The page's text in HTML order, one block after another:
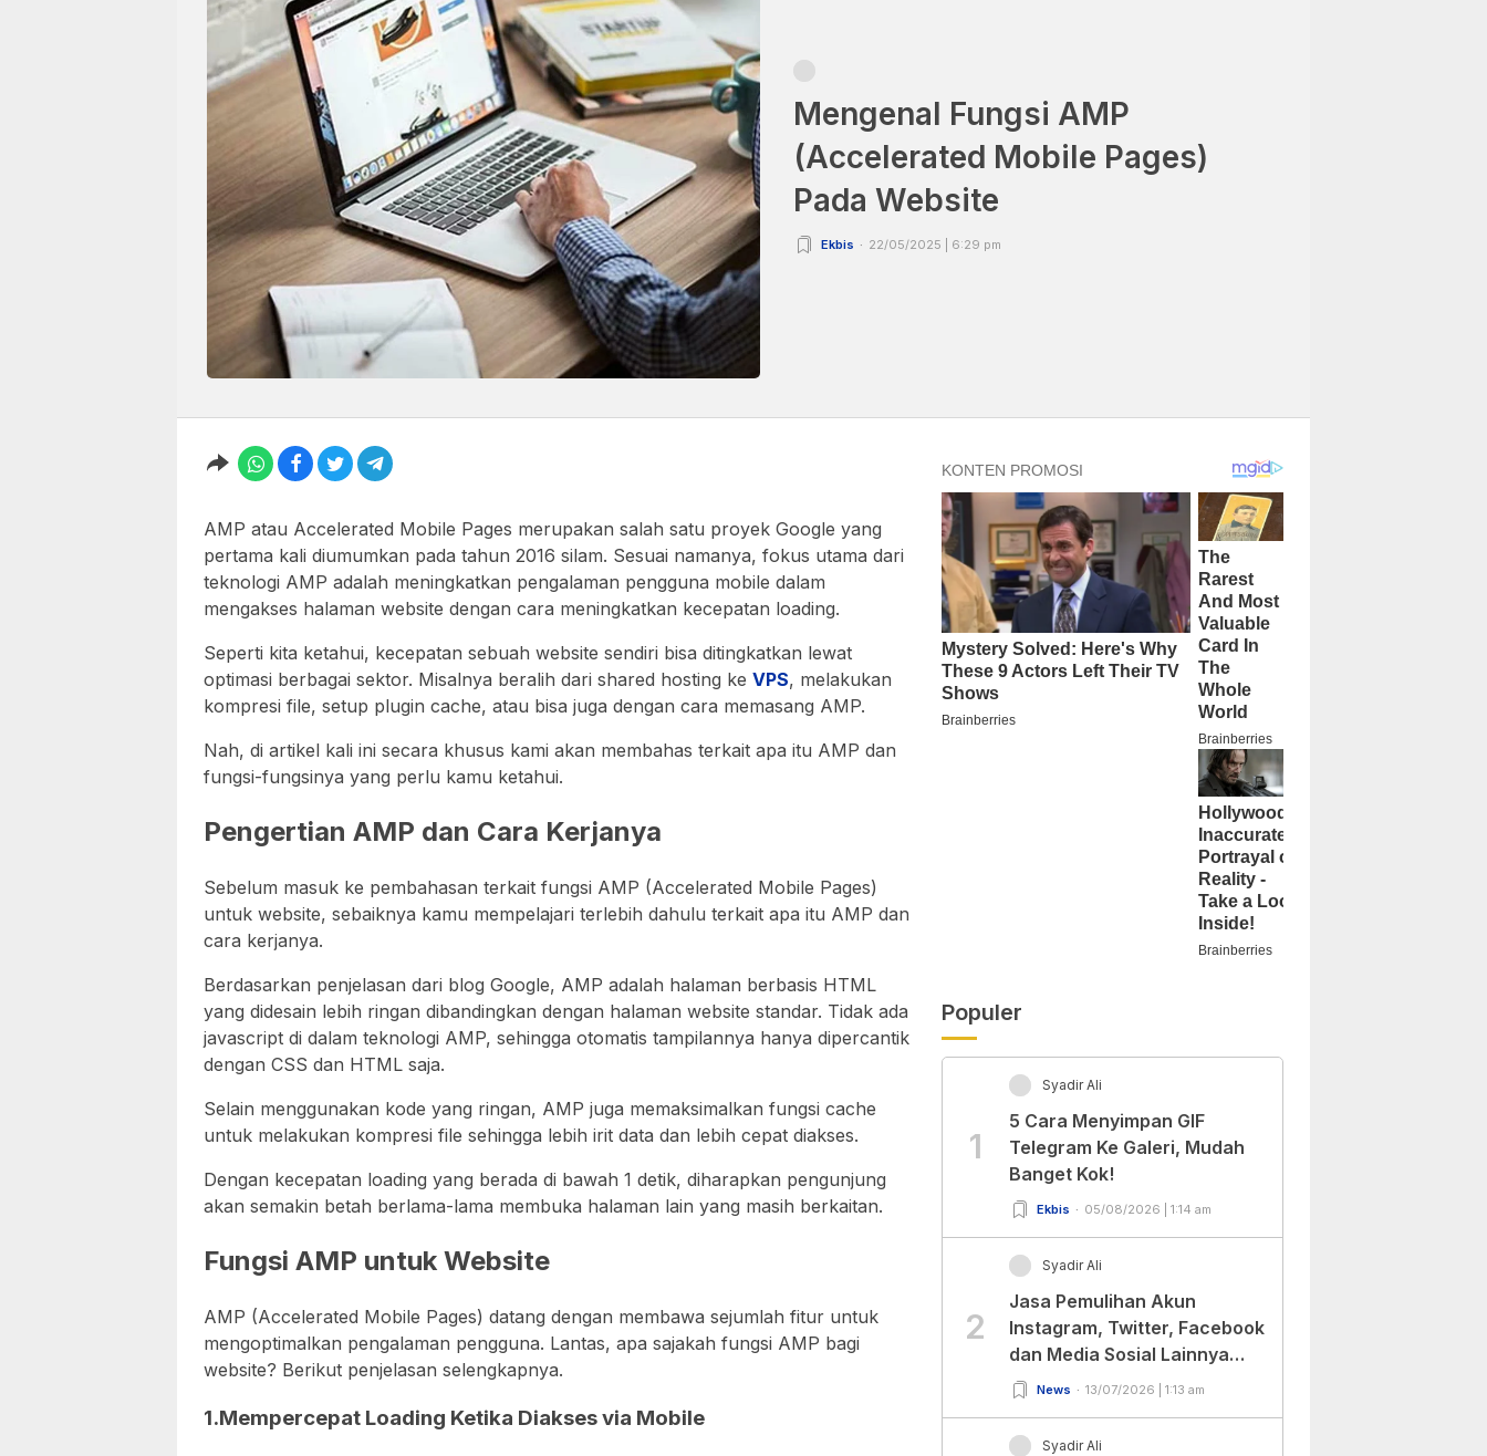
Mengenal Fungsi AMP
(Accelerated Mobile Pages)
Pada Website
Ekbis 22/05/2025 | 6:29 pm
AMP atau Accelerated Mobile Pages merupakan salah satu proyek Google yang
pertama kali diumumkan pada tahun 2016 silam. Sesuai namanya, fokus utama dari
teknologi AMP adalah meningkatkan pengalaman pengguna mobile dalam
mengakses halaman website dengan cara meningkatkan kecepatan loading.
Seperti kita ketahui, kecepatan sebuah website sendiri bisa ditingkatkan lewat
optimasi berbagai sektor. Misalnya beralih dari shared hosting ke VPS, melakukan
kompresi file, setup plugin cache, atau bisa juga dengan cara memasang AMP.
Nah, di artikel kali ini secara khusus kami akan membahas terkait apa itu AMP dan
fungsi-fungsinya yang perlu kamu ketahui.
Pengertian AMP dan Cara Kerjanya
Sebelum masuk ke pembahasan terkait fungsi AMP (Accelerated Mobile Pages)
untuk website, sebaiknya kamu mempelajari terlebih dahulu terkait apa itu AMP dan
cara kerjanya.
Berdasarkan penjelasan dari blog Google, AMP adalah halaman berbasis HTML
yang didesain lebih ringan dibandingkan dengan halaman website standar. Tidak ada
javascript di dalam teknologi AMP, sehingga otomatis tampilannya hanya dipercantik
dengan CSS dan HTML saja.
Selain menggunakan kode yang ringan, AMP juga memaksimalkan fungsi cache
untuk melakukan kompresi file sehingga lebih irit data dan lebih cepat diakses.
Dengan kecepatan loading yang berada di bawah 1 detik, diharapkan pengunjung
akan semakin betah berlama-lama membuka halaman lain yang masih berkaitan.
Fungsi AMP untuk Website
AMP (Accelerated Mobile Pages) datang dengan membawa sejumlah fitur untuk
mengoptimalkan pengalaman pengguna. Lantas, apa sajakah fungsi AMP bagi
website? Berikut penjelasan selengkapnya.
1.Mempercepat Loading Ketika Diakses via Mobile
Populer
1
Syadir Ali
5 Cara Menyimpan GIF
Telegram Ke Galeri, Mudah
Banget Kok!
Ekbis 05/08/2026 | 1:14 am
2
Syadir Ali
Jasa Pemulihan Akun
Instagram, Twitter, Facebook
dan Media Sosial Lainnya
(Update Terbaru 2022)
News 13/07/2026 | 1:13 am
Syadir Ali